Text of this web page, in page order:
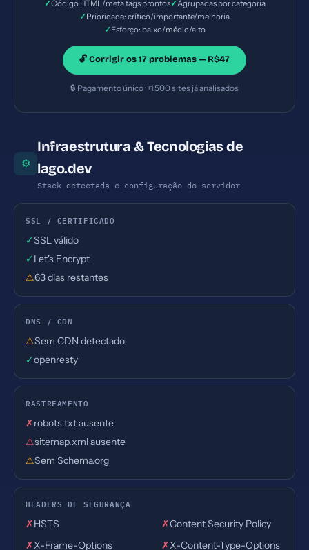
✓Código HTML/meta tags prontos✓Agrupadas por categoria
✓Prioridade: crítico/importante/melhoria
✓Esforço: baixo/médio/alto
🔓 Corrigir os 17 problemas — R$47
🔒 Pagamento único · +1.500 sites já analisados
⚙
Infraestrutura & Tecnologias de
lago.dev
Stack detectada e configuração do servidor
SSL / CERTIFICADO
✓SSL válido
✓ Let's Encrypt
⚠63 dias restantes
DNS / CDN
⚠Sem CDN detectado
✓openresty
RASTREAMENTO
✗robots.txt ausente
⚠sitemap.xml ausente
⚠Sem Schema.org
HEADERS DE SEGURANÇA
✗HSTS ✗Content Security Policy
✗X-Frame-Options ✗X-Content-Type-Options